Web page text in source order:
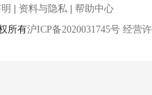
| 资料与隐私 | 帮助中心
所有沪ICP备2020031745号 经营